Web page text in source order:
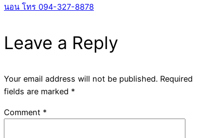
นอน โทร 094-327-8878
Leave a Reply
Your email address will not be published. Required
fields are marked *
Comment *